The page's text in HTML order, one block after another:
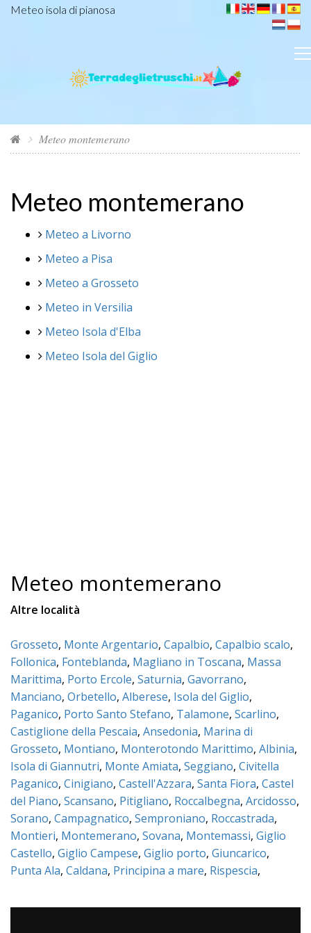
Meteo isola di pianosa
Meteo montemerano
Meteo montemerano
Meteo a Livorno
Meteo a Pisa
Meteo a Grosseto
Meteo in Versilia
Meteo Isola d'Elba
Meteo Isola del Giglio
Meteo montemerano
Altre località
Grosseto, Monte Argentario, Capalbio, Capalbio scalo,
Follonica, Fonteblanda, Magliano in Toscana, Massa
Marittima, Porto Ercole, Saturnia, Gavorrano,
Manciano, Orbetello, Alberese, Isola del Giglio,
Paganico, Porto Santo Stefano, Talamone, Scarlino,
Castiglione della Pescaia, Ansedonia, Marina di
Grosseto, Montiano, Monterotondo Marittimo, Albinia,
Isola di Giannutri, Monte Amiata, Seggiano, Civitella
Paganico, Cinigiano, Castell'Azzara, Santa Fiora, Castel
del Piano, Scansano, Pitigliano, Roccalbegna, Arcidosso,
Sorano, Campagnatico, Semproniano, Roccastrada,
Montieri, Montemerano, Sovana, Montemassi, Giglio
Castello, Giglio Campese, Giglio porto, Giuncarico,
Punta Ala, Caldana, Principina a mare, Rispescia,